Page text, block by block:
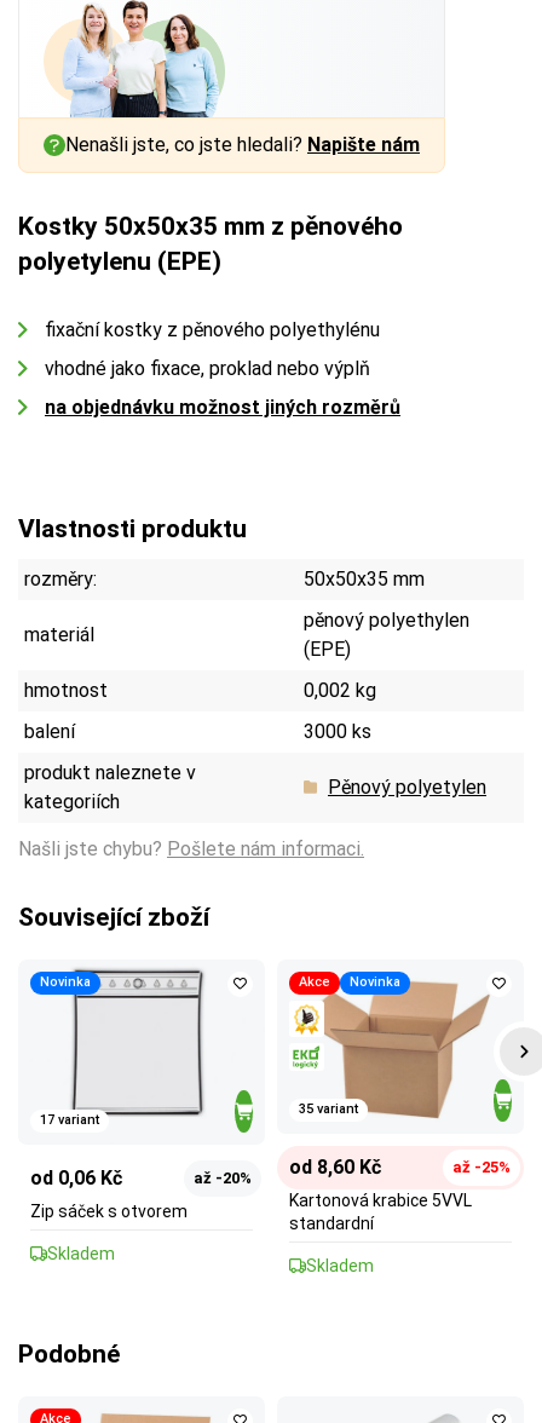
Nenašli jste, co jste hledali? Napište nám
Kostky 50x50x35 mm z pěnového
polyetylenu (EPE)
fixační kostky z pěnového polyethylénu
vhodné jako fixace, proklad nebo výplň
na objednávku možnost jiných rozměrů
Vlastnosti produktu
rozměry: 50x50x35 mm
materiál
pěnový polyethylen
(EPE)
hmotnost
0,002 kg
balení
3000 ks
produkt naleznete v
kategoriích
Pěnový polyetylen
Našli jste chybu? Pošlete nám informaci.
Související zboží
Novinka
17 variant
od 0,06 Kč až -20%
Zip sáček s otvorem
Skladem
Akce Novinka
35 variant
od 8,60 Kč až -25%
Kartonová krabice 5VVL
standardní
Skladem
Podobné
Akce